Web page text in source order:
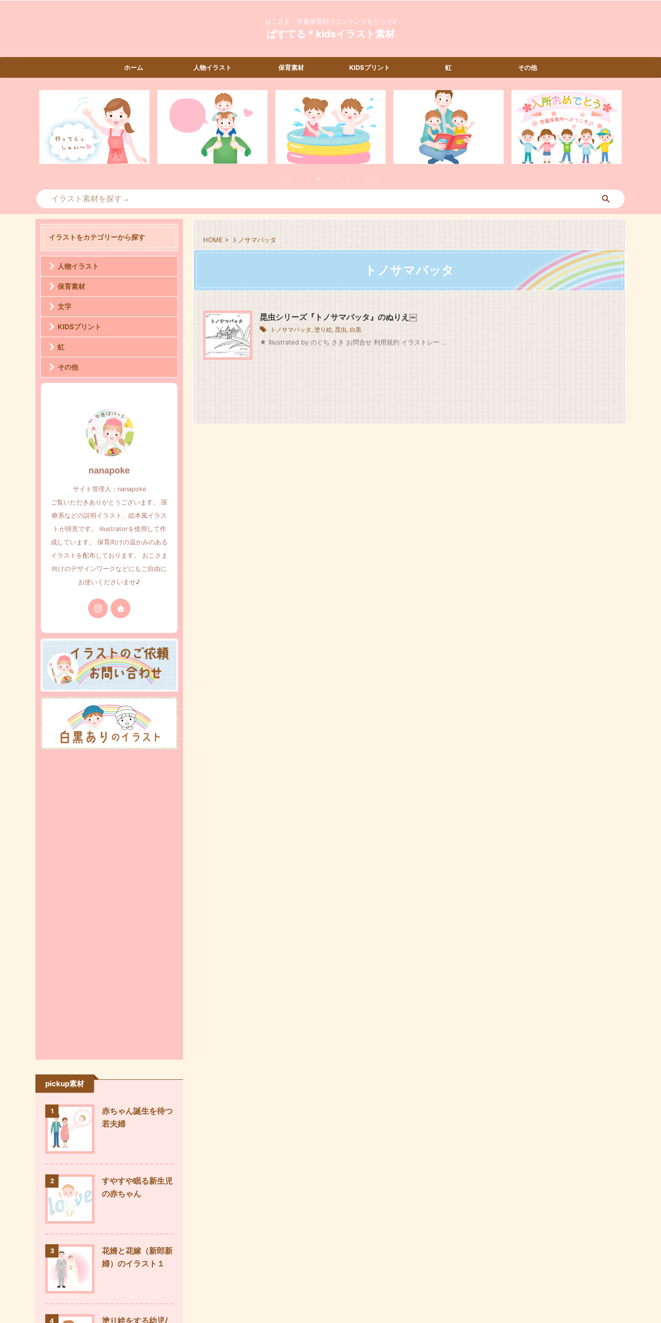
おこさま・学童保育向けコンテンツをどうぞ♪
ぱすてる＊kidsイラスト素材
ホーム 人物イラスト 保育素材 KIDSプリント 虹 その他
HOME > トノサマバッタ
トノサマバッタ
昆虫シリーズ『トノサマバッタ』のぬりえ￼
トノサマバッタ , 塗り絵, 昆虫, 白黒
★ Illustrated by のぐち さき お問合せ 利用規約 イラストレー …
イラストをカテゴリーから探す
人物イラスト
保育素材
文字
KIDSプリント
虹
その他
nanapoke
サイト管理人：nanapoke
ご覧いただきありがとうございます。 医
療系などの説明イラスト、絵本風イラス
トが得意です。 illustratorを使用して作
成しています。 保育向けの温かみのある
イラストを配布しております。 おこさま
向けのデザインワークなどにもご自由に
お使いくださいませ♪
pickup素材
1
赤ちゃん誕生を待つ
若夫婦
2
すやすや眠る新生児
の赤ちゃん
3
花婿と花嫁（新郎新
婦）のイラスト１
4 塗り絵をする幼児/